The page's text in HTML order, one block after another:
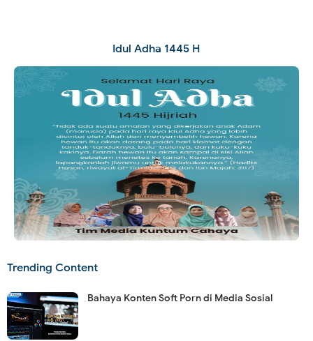
Idul Adha 1445 H
Trending Content
Bahaya Konten Soft Porn di Media Sosial